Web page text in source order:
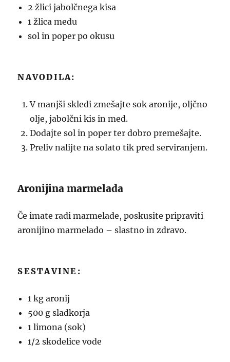
2 žlici jabolčnega kisa
1 žlica medu
sol in poper po okusu
NAVODILA:
V manjši skledi zmešajte sok aronije, oljčno
olje, jabolčni kis in med.
Dodajte sol in poper ter dobro premešajte.
Preliv nalijte na solato tik pred serviranjem.
Aronijina marmelada
Če imate radi marmelade, poskusite pripraviti
aronijino marmelado – slastno in zdravo.
SESTAVINE:
1 kg aronij
500 g sladkorja
1 limona (sok)
1/2 skodelice vode